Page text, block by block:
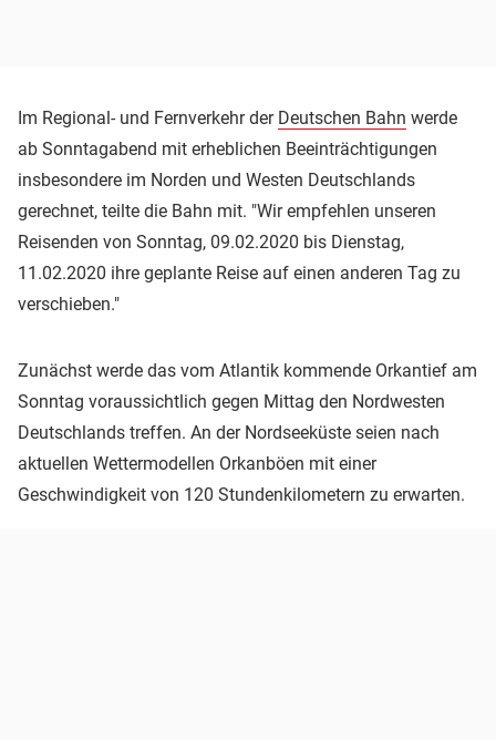
Im Regional- und Fernverkehr der Deutschen Bahn werde
ab Sonntagabend mit erheblichen Beeinträchtigungen
insbesondere im Norden und Westen Deutschlands
gerechnet, teilte die Bahn mit. "Wir empfehlen unseren
Reisenden von Sonntag, 09.02.2020 bis Dienstag,
11.02.2020 ihre geplante Reise auf einen anderen Tag zu
verschieben."
Zunächst werde das vom Atlantik kommende Orkantief am
Sonntag voraussichtlich gegen Mittag den Nordwesten
Deutschlands treffen. An der Nordseeküste seien nach
aktuellen Wettermodellen Orkanböen mit einer
Geschwindigkeit von 120 Stundenkilometern zu erwarten.